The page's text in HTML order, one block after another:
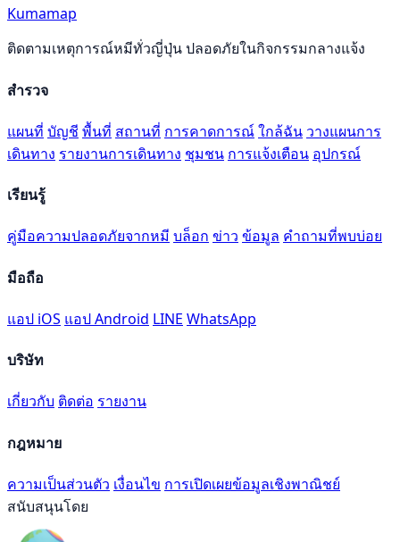
Kumamap
ติดตามเหตุการณ์หมีทั่วญี่ปุ่น ปลอดภัยในกิจกรรมกลางแจ้ง
สำรวจ
แผนที่ บัญชี พื้นที่ สถานที่ การคาดการณ์ใกล้ฉัน วางแผนการ
เดินทาง รายงานการเดินทาง ชุมชน การแจ้งเตือน อุปกรณ์
เรียนรู้
คู่มือความปลอดภัยจากหมี บล็อก ข่าว ข้อมูล คำถามที่พบบ่อย
มือถือ
แอป iOS แอป Android LINE WhatsApp
บริษัท
เกี่ยวกับ ติดต่อ รายงาน
กฎหมาย
ความเป็นส่วนตัว เงื่อนไข การเปิดเผยข้อมูลเชิงพาณิชย์
สนับสนุนโดย